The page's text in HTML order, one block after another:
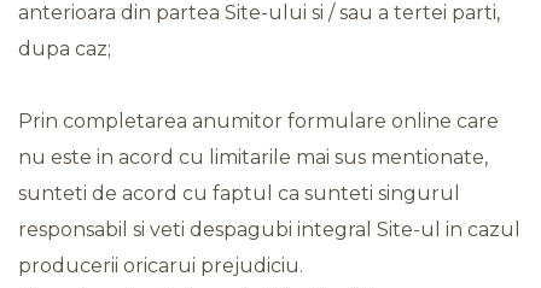
anterioara din partea Site-ului si / sau a tertei parti,
dupa caz;
Prin completarea anumitor formulare online care
nu este in acord cu limitarile mai sus mentionate,
sunteti de acord cu faptul ca sunteti singurul
responsabil si veti despagubi integral Site-ul in cazul
producerii oricarui prejudiciu.